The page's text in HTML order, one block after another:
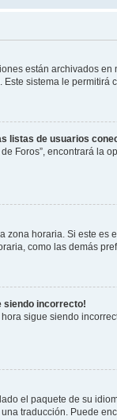
están archivados
sistema le permitirá
listas de usuarios
Foros”, encontrará la
zona horaria. Si este
como las demás
siendo incorrecto!
sigue siendo
el paquete de su
traducción. Puede